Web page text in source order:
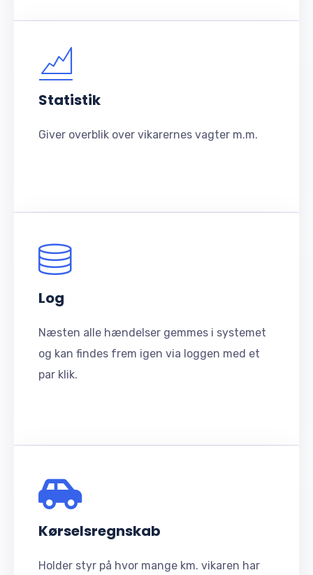
Statistik
Giver overblik over vikarernes vagter m.m.
Log
Næsten alle hændelser gemmes i systemet
og kan findes frem igen via loggen med et
par klik.
Kørselsregnskab
Holder styr på hvor mange km. vikaren har